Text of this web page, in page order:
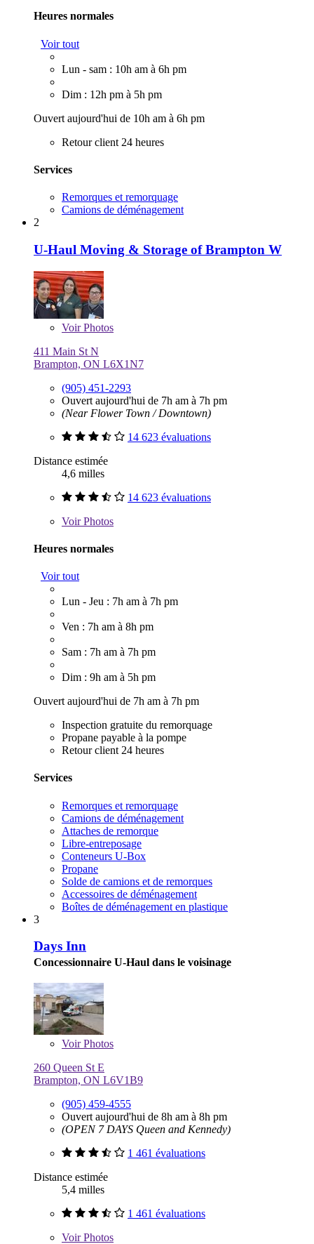
Heures normales
Voir tout
Lun - sam : 10h am à 6h pm
Dim : 12h pm à 5h pm
Ouvert aujourd'hui de 10h am à 6h pm
Retour client 24 heures
Services
Remorques et remorquage
Camions de déménagement
2
U-Haul Moving & Storage of Brampton W
VoirPhotos
411 Main St N
Brampton, ON L6X1N7
(905) 451-2293
Ouvert aujourd'hui de 7h am à 7h pm
(Near Flower Town / Downtown)
14 623 évaluations
Distance estimée
4,6 milles
14 623 évaluations
VoirPhotos
Heures normales
Voir tout
Lun - Jeu : 7h am à 7h pm
Ven : 7h am à 8h pm
Sam : 7h am à 7h pm
Dim : 9h am à 5h pm
Ouvert aujourd'hui de 7h am à 7h pm
Inspection gratuite du remorquage
Propane payable à la pompe
Retour client 24 heures
Services
Remorques et remorquage
Camions de déménagement
Attaches de remorque
Libre-entreposage
Conteneurs U-Box
Propane
Solde de camions et de remorques
Accessoires de déménagement
Boîtes de déménagement en plastique
3
Days Inn
Concessionnaire U-Haul dans le voisinage
VoirPhotos
260 Queen St E
Brampton, ON L6V1B9
(905) 459-4555
Ouvert aujourd'hui de 8h am à 8h pm
(OPEN 7 DAYS Queen and Kennedy)
1 461 évaluations
Distance estimée
5,4 milles
1 461 évaluations
VoirPhotos